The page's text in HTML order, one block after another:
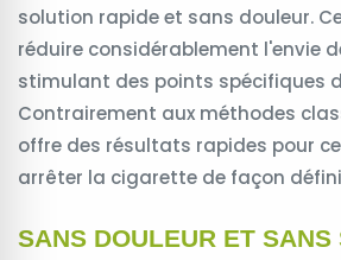
solution rapide et sans douleur.
réduire considérablement l'envie
stimulant des points spécifiques
Contrairement aux méthodes
offre des résultats rapides pour
arrêter la cigarette de façon
SANS DOULEUR ET SANS